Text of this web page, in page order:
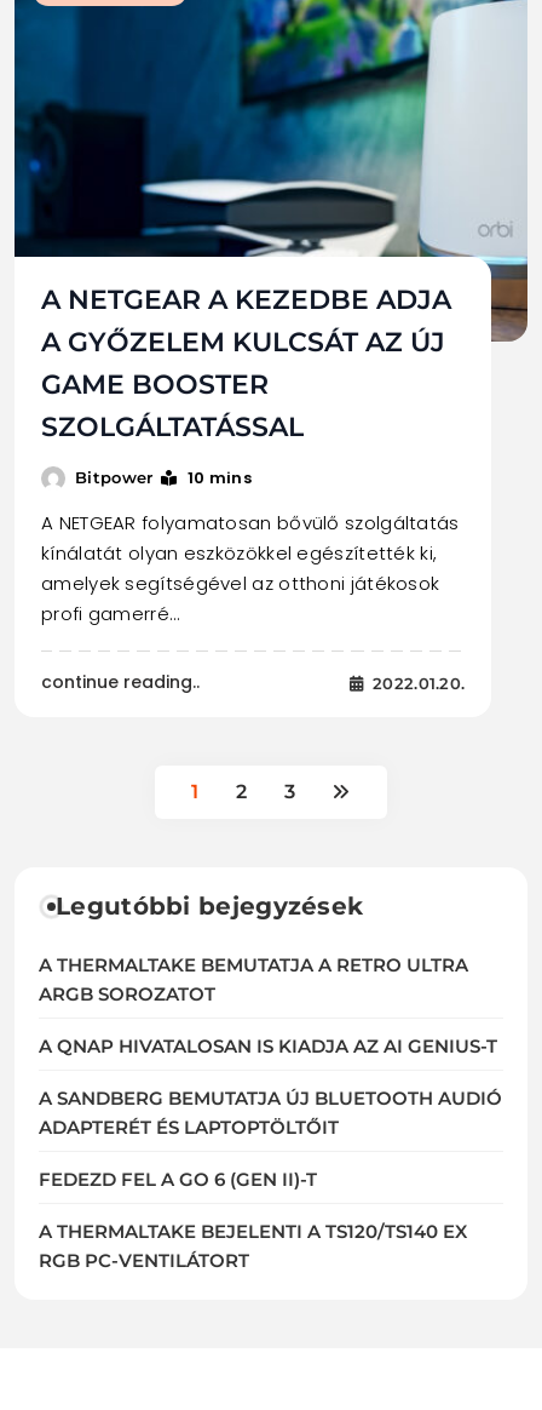
A NETGEAR A KEZEDBE ADJA
A GYŐZELEM KULCSÁT AZ ÚJ
GAME BOOSTER
SZOLGÁLTATÁSSAL
Bitpower 10 mins
A NETGEAR folyamatosan bővülő szolgáltatás
kínálatát olyan eszközökkel egészítették ki,
amelyek segítségével az otthoni játékosok
profi gamerré…
continue reading.. 2022.01.20.
1 2 3
Legutóbbi bejegyzések
A THERMALTAKE BEMUTATJA A RETRO ULTRA
ARGB SOROZATOT
A QNAP HIVATALOSAN IS KIADJA AZ AI GENIUS-T
A SANDBERG BEMUTATJA ÚJ BLUETOOTH AUDIÓ
ADAPTERÉT ÉS LAPTOPTÖLTŐIT
FEDEZD FEL A GO 6 (GEN II)-T
A THERMALTAKE BEJELENTI A TS120/TS140 EX
RGB PC-VENTILÁTORT